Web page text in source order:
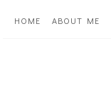
HOME ABOUT ME